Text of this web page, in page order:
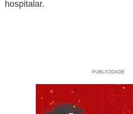
hospitalar.
PUBLICIDADE